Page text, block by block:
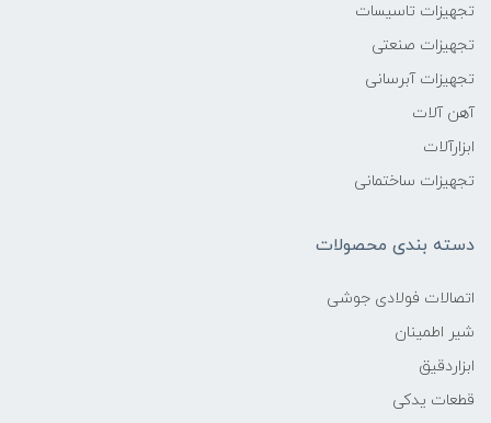
تجهیزات تاسیسات
تجهیزات صنعتی
تجهیزات آبرسانی
آهن آلات
ابزارآلات
تجهیزات ساختمانی
دسته بندی محصولات
اتصالات فولادی جوشی
شیر اطمینان
ابزاردقیق
قطعات یدکی